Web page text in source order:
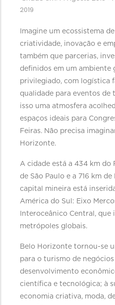
2019
Imagine um ecossistema
criatividade, inovação e
também que parcerias,
definidos em um ambiente
privilegiado, com logística
qualidade para eventos de
isso uma atmosfera
espaços ideais para
Feiras. Não precisa
Horizonte.
A cidade está a 434 km do
de São Paulo e a 716 km
capital mineira está
América do Sul: Eixo
Interoceânico Central, que
metrópoles globais.
Belo Horizonte tornou-se
para o turismo de
desenvolvimento
científica e tecnológica; à
economia criativa, moda,